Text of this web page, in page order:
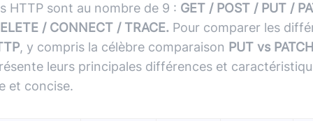
HTTP sont au nombre de 9 : GET / POST / PUT /
/ CONNECT / TRACE.Pour comparer les
, y compris la célèbre comparaison PUT vs PATCH
leurs principales différences et
et concise.